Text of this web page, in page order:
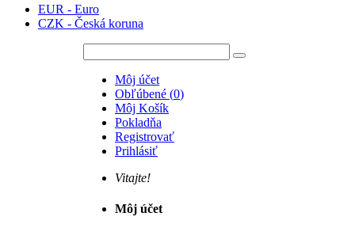
EUR - Euro
CZK - Česká koruna
Môj účet
Obľúbené (0)
Môj Košík
Pokladňa
Registrovať
Prihlásiť
Vitajte!
Môj účet